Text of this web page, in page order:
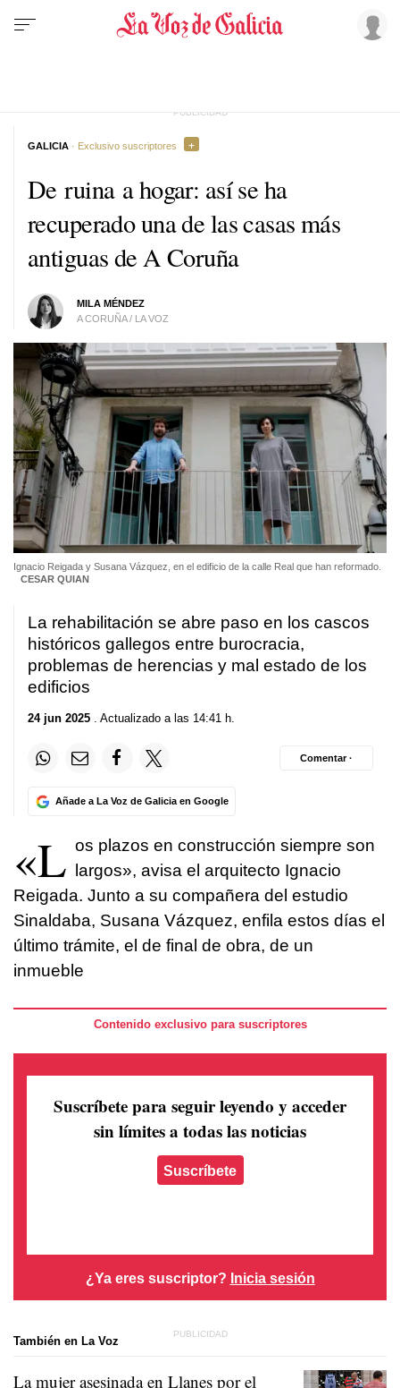
De ruina a hogar: así se ha
recuperado una de las casas más
antiguas de A Coruña
MILA MÉNDEZ
A CORUÑA / LA VOZ
GALICIA · Exclusivo suscriptores
Ignacio Reigada y Susana Vázquez, en el edificio de la calle Real que han reformado.
CESAR QUIAN
La rehabilitación se abre paso en los cascos
históricos gallegos entre burocracia,
problemas de herencias y mal estado de los
edificios
24 jun 2025 . Actualizado a las 14:41 h.
Añade a La Voz de Galicia en Google
Comentar ·
«L os plazos en construcción siempre son
largos», avisa el arquitecto Ignacio
Reigada. Junto a su compañera del estudio
Sinaldaba, Susana Vázquez, enfila estos días el
último trámite, el de final de obra, de un
inmueble
Contenido exclusivo para suscriptores
Suscríbete para seguir leyendo y acceder
sin límites a todas las noticias
Suscríbete
¿Ya eres suscriptor? Inicia sesión
También en La Voz
La mujer asesinada en Llanes por el